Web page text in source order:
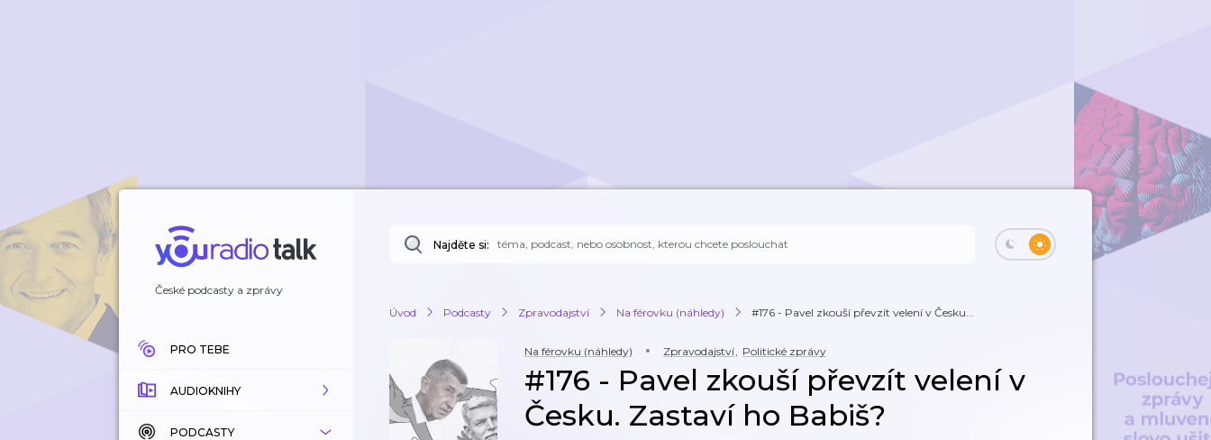
České podcasty a zprávy
PRO TEBE
AUDIOKNIHY
KATALOG
PODCASTY
Najděte si:
Úvod Podcasty Zpravodajství Na férovku (náhledy) #176 - Pavel zkouší převzít velení v Česku...
Na férovku (náhledy) Zpravodajství, Politické zprávy
#176 - Pavel zkouší převzít velení v
Česku. Zastaví ho Babiš?